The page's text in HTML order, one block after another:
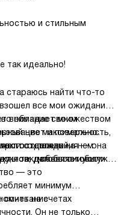
и стильным
так идеально!
стараюсь найти что-то
все мои ожидания.
внимание своим
цвет и поверхность,
оставлять на нем
но и добавляет уют
обладает множеством
максимально
и отделений,
так, чтобы они были
охлаждения — она
даже если они уже
— это
минимум
на счетах
Он не только